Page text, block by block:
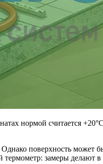
нормой считается
поверхность может
замеры делают